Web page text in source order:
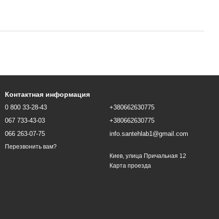
Контактная информация
0 800 33-28-43
067 733-43-03
066 263-07-75
Перезвонить вам?
+380662630775
+380662630775
info.santehlab1@gmail.com
Киев, улица Причальная 12
Карта проезда